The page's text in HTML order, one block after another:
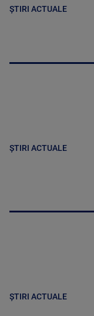
ȘTIRI ACTUALE
ȘTIRI ACTUALE
ȘTIRI ACTUALE